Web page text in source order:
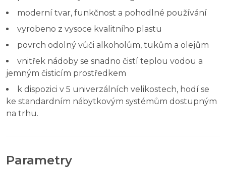
moderní tvar, funkčnost a pohodlné používání
vyrobeno z vysoce kvalitního plastu
povrch odolný vůči alkoholům, tukům a olejům
vnitřek nádoby se snadno čistí teplou vodou a
jemným čisticím prostředkem
k dispozici v 5 univerzálních velikostech, hodí se
ke standardním nábytkovým systémům dostupným
na trhu.
Parametry